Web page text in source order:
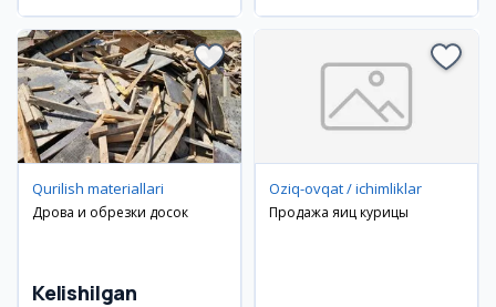
Qurilish materiallari
Дрова и обрезки досок
Kelishilgan
Oziq-ovqat / ichimliklar
Продажа яиц курицы